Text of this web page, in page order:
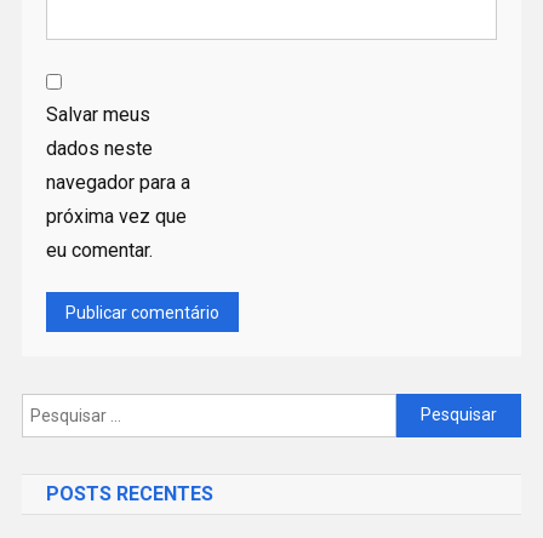
Salvar meus
dados neste
navegador para a
próxima vez que
eu comentar.
Pesquisar
por:
POSTS RECENTES